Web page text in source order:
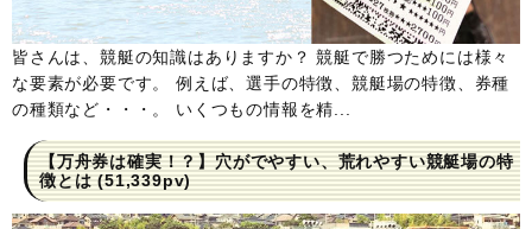
皆さんは、競艇の知識はありますか？ 競艇で勝つためには様々
な要素が必要です。 例えば、選手の特徴、競艇場の特徴、券種
の種類など・・・。 いくつもの情報を精...
【万舟券は確実！？】穴がでやすい、荒れやすい競艇場の特
徴とは(51,339pv)